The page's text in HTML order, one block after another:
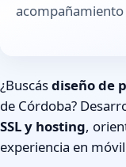
acompañamiento
¿Buscásdiseño de
de Córdoba?
SSL y hosting,
experiencia en